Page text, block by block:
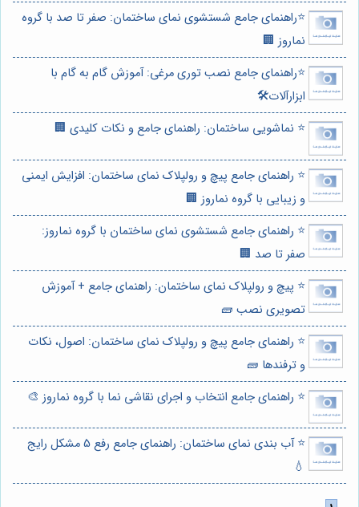
⭐️راهنمای جامع شستشوی نمای ساختمان: صفر تا صد با گروه
نماروز 🏢
⭐️راهنمای جامع نصب توری مرغی: آموزش گام به گام با
ابزارآلات🛠️
⭐️ نماشویی ساختمان: راهنمای جامع و نکات کلیدی 🏢
⭐️ راهنمای جامع پیچ و رولپلاک نمای ساختمان: افزایش ایمنی
و زیبایی با گروه نماروز 🏢
⭐️ راهنمای جامع شستشوی نمای ساختمان با گروه نماروز:
صفر تا صد 🏢
⭐️ پیچ و رولپلاک نمای ساختمان: راهنمای جامع + آموزش
تصویری نصب 🧱
⭐️ راهنمای جامع پیچ و رولپلاک نمای ساختمان: اصول، نکات
و ترفندها 🧱
⭐️ راهنمای جامع انتخاب و اجرای نقاشی نما با گروه نماروز 🎨
⭐️ آب بندی نمای ساختمان: راهنمای جامع رفع 5 مشکل رایج
💧